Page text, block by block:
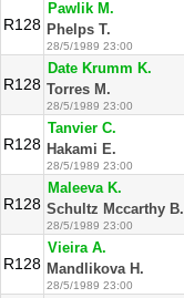
R128
Pawlik M.
Phelps T.
28/5/1989 23:00
R128
Date Krumm K.
Torres M.
28/5/1989 23:00
R128
Tanvier C.
Hakami E.
28/5/1989 23:00
R128
Maleeva K.
Schultz Mccarthy B.
28/5/1989 23:00
R128
Vieira A.
Mandlikova H.
28/5/1989 23:00